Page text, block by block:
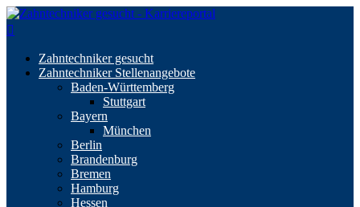
Zahntechniker gesucht
Zahntechniker Stellenangebote
Baden-Württemberg
Stuttgart
Bayern
München
Berlin
Brandenburg
Bremen
Hamburg
Hessen